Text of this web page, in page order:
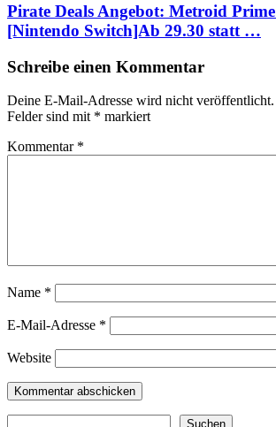
Pirate Deals Angebot: Metroid
[Nintendo Switch]Аb 29.30 statt …
Schreibe einen Kommentar
Deine E-Mail-Adresse wird nicht veröffentlicht.
Felder sind mit * markiert
Kommentar *
Name *
E-Mail-Adresse *
Website
Suchen